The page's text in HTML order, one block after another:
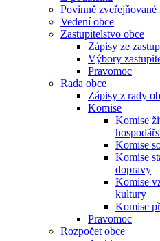
Povinně zveřejňované
Vedení obce
Zastupitelstvo obce
Zápisy ze
Výbory
Pravomoc
Rada obce
Zápisy z rady
Komise
Komise
Komise
Komise
dopravy
Komise
kultury
Komise
Pravomoc
Rozpočet obce